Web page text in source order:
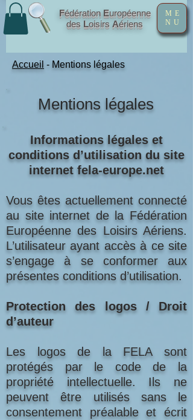
Fédération Européenne
des Loisirs Aériens
ME
NU
Accueil - Mentions légales
Mentions légales
Informations légales et
conditions d’utilisation du site
internet fela-europe.net
Vous êtes actuellement connecté
au site internet de la Fédération
Européenne des Loisirs Aériens.
L’utilisateur ayant accès à ce site
s’engage à se conformer aux
présentes conditions d’utilisation.
Protection des logos / Droit
d’auteur
Les logos de la FELA sont
protégés par le code de la
propriété intellectuelle. Ils ne
peuvent être utilisés sans le
consentement préalable et écrit